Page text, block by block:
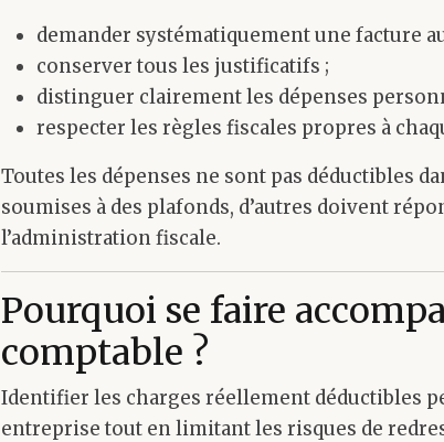
demander systématiquement une facture
conserver tous les justificatifs ;
distinguer clairement les dépenses
respecter les règles fiscales propres à
Toutes les dépenses ne sont pas déductibles
soumises à des plafonds, d’autres doivent
l’administration fiscale.
Pourquoi se faire
comptable ?
Identifier les charges réellement déductibles
entreprise tout en limitant les risques de